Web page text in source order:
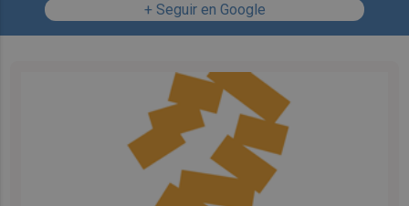
+ Seguir en Google